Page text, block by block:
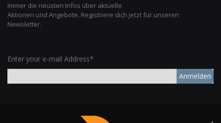
Immer die neusten Infos über aktuelle
Aktionen und Angebote. Registriere dich jetzt für unseren
Newsletter.
Enter your e-mail Address*
Anmelden